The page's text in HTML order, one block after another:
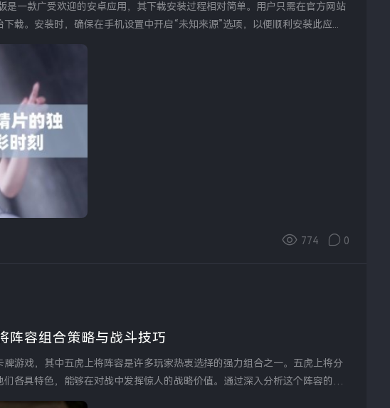
载。安装时，确保在手机设置中开启“未知来源”选项，以便顺利安装此应...
774 0
阵容组合策略与战斗技巧
牌游戏，其中五虎上将阵容是许多玩家热衷选择的强力组合之一。五虎上将分
各具特色，能够在对战中发挥惊人的战略价值。通过深入分析这个阵容的组